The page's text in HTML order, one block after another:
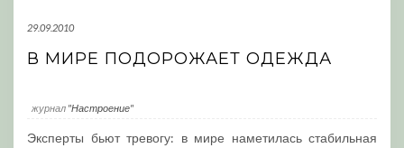
29.09.2010
В МИРЕ ПОДОРОЖАЕТ ОДЕЖДА
журнал "Настроение"
Эксперты бьют тревогу: в мире наметилась стабильная